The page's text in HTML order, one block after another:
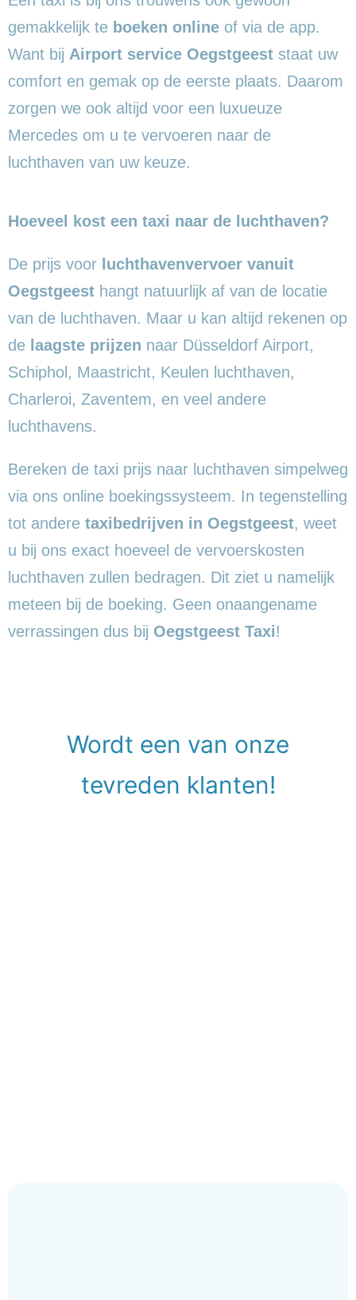
gemakkelijk te boeken online of via de app.
Want bij Airport service Oegstgeest staat uw
comfort en gemak op de eerste plaats. Daarom
zorgen we ook altijd voor een luxueuze
Mercedes om u te vervoeren naar de
luchthaven van uw keuze.
Hoeveel kost een taxi naar de luchthaven?
De prijs voor luchthavenvervoer vanuit
Oegstgeest hangt natuurlijk af van de locatie
van de luchthaven. Maar u kan altijd rekenen op
de laagste prijzen naar Düsseldorf Airport,
Schiphol, Maastricht, Keulen luchthaven,
Charleroi, Zaventem, en veel andere
luchthavens.
Bereken de taxi prijs naar luchthaven simpelweg
via ons online boekingssysteem. In tegenstelling
tot andere taxibedrijven in Oegstgeest, weet
u bij ons exact hoeveel de vervoerskosten
luchthaven zullen bedragen. Dit ziet u namelijk
meteen bij de boeking. Geen onaangename
verrassingen dus bij Oegstgeest Taxi!
Wordt een van onze
tevreden klanten!